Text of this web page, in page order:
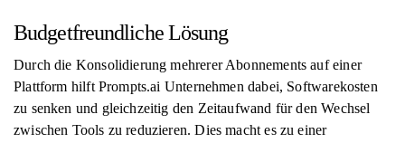
Budgetfreundliche Lösung
Durch die Konsolidierung mehrerer Abonnements auf einer
Plattform hilft Prompts.ai Unternehmen dabei, Softwarekosten
zu senken und gleichzeitig den Zeitaufwand für den Wechsel
zwischen Tools zu reduzieren. Dies macht es zu einer